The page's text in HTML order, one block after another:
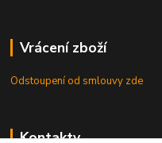
Vrácení zboží
Odstoupení od smlouvy zde
Kontakty